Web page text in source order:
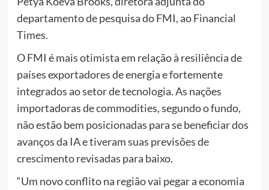
departamento de pesquisa do FMI, ao Financial
Times.
O FMI é mais otimista em relação à resiliência de
países exportadores de energia e fortemente
integrados ao setor de tecnologia. As nações
importadoras de commodities, segundo o fundo,
não estão bem posicionadas para se beneficiar dos
avanços da IA e tiveram suas previsões de
crescimento revisadas para baixo.
“Um novo conflito na região vai pegar a economia